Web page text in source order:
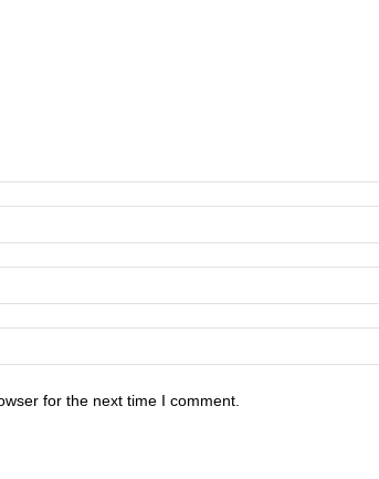
for the next time I comment.